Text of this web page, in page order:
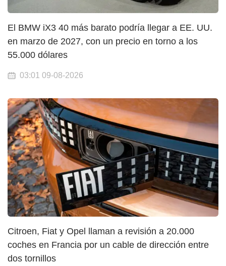
El BMW iX3 40 más barato podría llegar a EE. UU.
en marzo de 2027, con un precio en torno a los
55.000 dólares
03:01 09-08-2026
Citroen, Fiat y Opel llaman a revisión a 20.000
coches en Francia por un cable de dirección entre
dos tornillos